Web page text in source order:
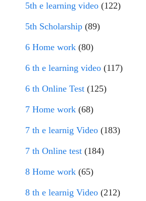
5th e learning video (122)
5th Scholarship (89)
6 Home work (80)
6 th e learning video (117)
6 th Online Test (125)
7 Home work (68)
7 th e learnig Video (183)
7 th Online test (184)
8 Home work (65)
8 th e learnig Video (212)